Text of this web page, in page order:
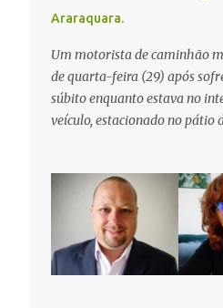
Araraquara.
Um motorista de caminhão
de quarta-feira (29) após
súbito enquanto estava no
veículo, estacionado no pátio
Araraquara. De acordo com
Artesp, a concessionária foi
meio do telefone 0800 após
havia um condutor
um caminhão. Equipes de